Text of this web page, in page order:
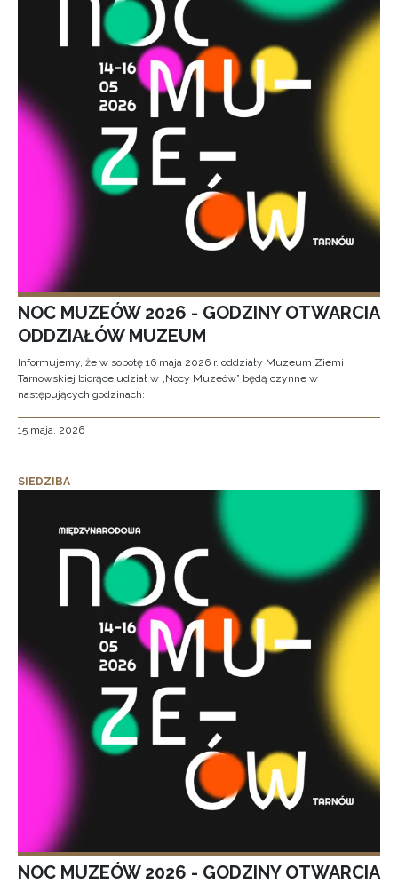
NOC MUZEÓW 2026 - GODZINY OTWARCIA
ODDZIAŁÓW MUZEUM
Informujemy, że w sobotę 16 maja 2026 r. oddziały Muzeum Ziemi
Tarnowskiej biorące udział w „Nocy Muzeów” będą czynne w
następujących godzinach:
15 maja, 2026
SIEDZIBA
NOC MUZEÓW 2026 - GODZINY OTWARCIA